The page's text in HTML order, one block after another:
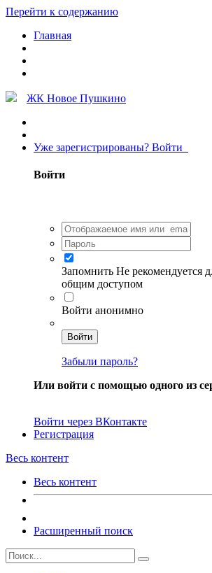
Перейти к содержанию
Главная
ЖК Новое Пушкино
Уже зарегистрированы? Войти
Войти
Запомнить Не рекомендуется
общим доступом
Войти анонимно
Войти
Забыли пароль?
Или войти с помощью одного из
Войти через ВКонтакте
Регистрация
Весь контент
Весь контент
Расширенный поиск